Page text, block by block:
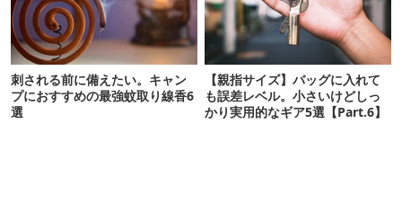
刺される前に備えたい。キャン
プにおすすめの最強蚊取り線香6
選
【親指サイズ】バッグに入れて
も誤差レベル。小さいけどしっ
かり実用的なギア5選【Part.6】